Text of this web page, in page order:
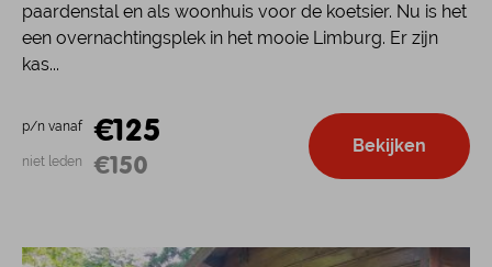
paardenstal en als woonhuis voor de koetsier. Nu is het
een overnachtingsplek in het mooie Limburg. Er zijn
kas...
p/n vanaf €125
niet leden €150
Bekijken